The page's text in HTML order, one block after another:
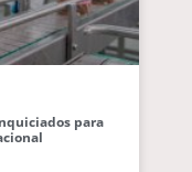
para